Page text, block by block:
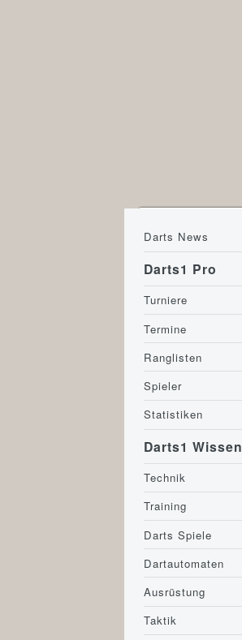
Darts News
Darts1 Pro
Turniere
Termine
Ranglisten
Spieler
Statistiken
Darts1 Wissen
Technik
Training
Darts Spiele
Dartautomaten
Ausrüstung
Taktik